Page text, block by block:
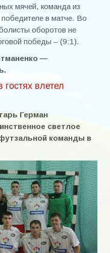
мячей, команда из
в матче. Во
оборотов не
победы – (9:1).
—
гостях влетел
Герман
светлое
команды в